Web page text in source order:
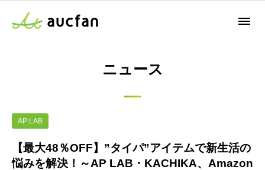
ニュース
AP LAB
【最大48％OFF】”タイパ”アイテムで新生活の
悩みを解決！～AP LAB・KACHIKA、Amazon